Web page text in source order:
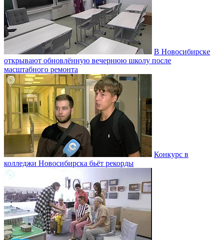
В Новосибирске
открывают обновлённую вечернюю школу после
масштабного ремонта
Конкурс в
колледжи Новосибирска бьёт рекорды